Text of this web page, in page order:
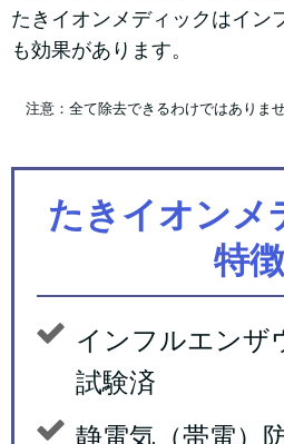
たきイオンメディックはイン
も効果があります。
注意：全て除去できるわけではありませ
たきイオンメ
特徴
インフルエンザ
試験済
静電気（帯電）